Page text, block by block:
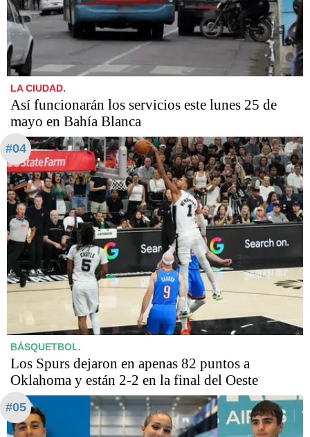
LA CIUDAD.
Así funcionarán los servicios este lunes 25 de
mayo en Bahía Blanca
#04
BÁSQUETBOL.
Los Spurs dejaron en apenas 82 puntos a
Oklahoma y están 2-2 en la final del Oeste
#05